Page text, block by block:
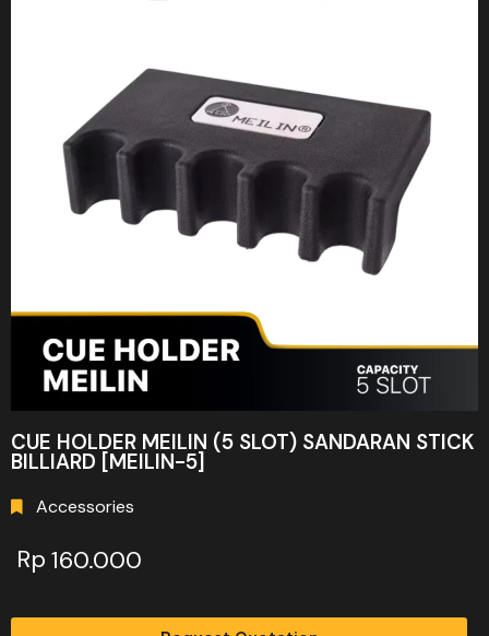
CUE HOLDER MEILIN (5 SLOT) SANDARAN STICK
BILLIARD [MEILIN-5]
Accessories
Rp 160.000